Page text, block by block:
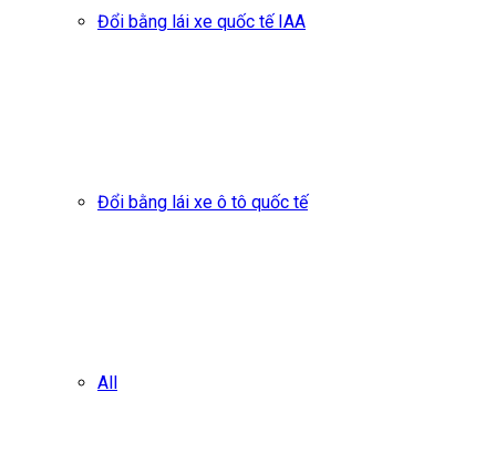
Đổi bằng lái xe quốc tế IAA
Đổi bằng lái xe ô tô quốc tế
All